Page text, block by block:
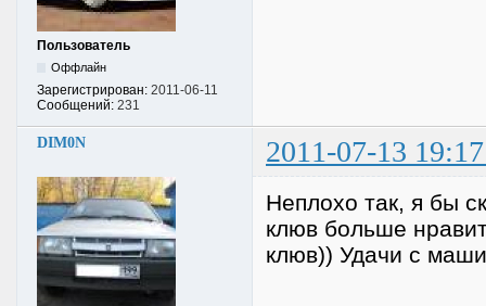
Пользователь
Оффлайн
Зарегистрирован: 2011-06-11
Сообщений: 231
DIM0N 2011-07-13
Неплохо так, я бы
клюв больше
клюв)) Удачи с